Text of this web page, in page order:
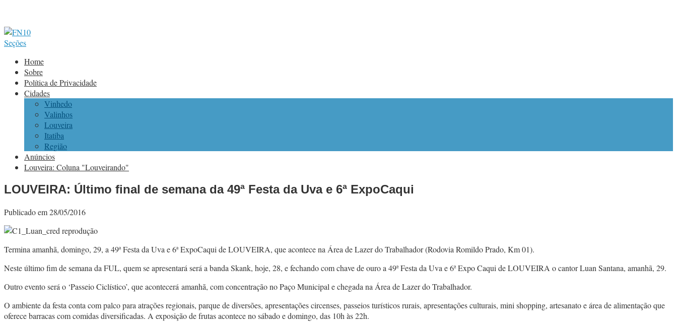
Seções
Home
Sobre
Política de Privacidade
Cidades
Vinhedo
Valinhos
Louveira
Itatiba
Região
Anúncios
Louveira: Coluna "Louveirando"
LOUVEIRA: Último final de semana da 49ª Festa da Uva e 6ª ExpoCaqui
Publicado em 28/05/2016
Termina amanhã, domingo, 29, a 49ª Festa da Uva e 6ª ExpoCaqui de LOUVEIRA, que acontece na Área de Lazer do Trabalhador (Rodovia Romildo Prado, Km 01).
Neste último fim de semana da FUL, quem se apresentará será a banda Skank, hoje, 28, e fechando com chave de ouro a 49ª Festa da Uva e 6ª Expo Caqui de LOUVEIRA o cantor Luan Santana, amanhã, 29.
Outro evento será o ‘Passeio Ciclístico’, que acontecerá amanhã, com concentração no Paço Municipal e chegada na Área de Lazer do Trabalhador.
O ambiente da festa conta com palco para atrações regionais, parque de diversões, apresentações circenses, passeios turísticos rurais, apresentações culturais, mini shopping, artesanato e área de alimentação que
oferece barracas com comidas diversificadas. A exposição de frutas acontece no sábado e domingo, das 10h às 22h.